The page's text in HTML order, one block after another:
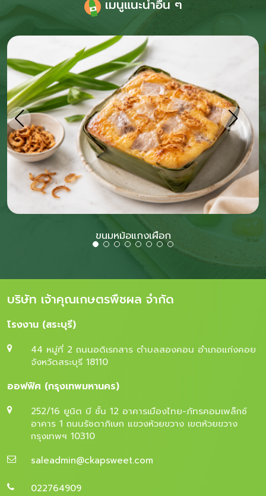
เมนูแนะนำอื่น ๆ
ขนมหม้อแกงเผือก
บริษัท เจ้าคุณเกษตรพืชผล จำกัด
โรงงาน (สระบุรี)
44 หมู่ที่ 2 ถนนอดิเรกสาร ตำบลสองคอน อำเภอแก่งคอย
จังหวัดสระบุรี 18110
ออฟฟิศ (กรุงเทพมหานคร)
252/16 ยูนิต บี ชั้น 12 อาคารเมืองไทย-ภัทรคอมเพล็กซ์
อาคาร 1 ถนนรัชดาภิเษก แขวงห้วยขวาง เขตห้วยขวาง
กรุงเทพฯ 10310
saleadmin@ckapsweet.com
022764909